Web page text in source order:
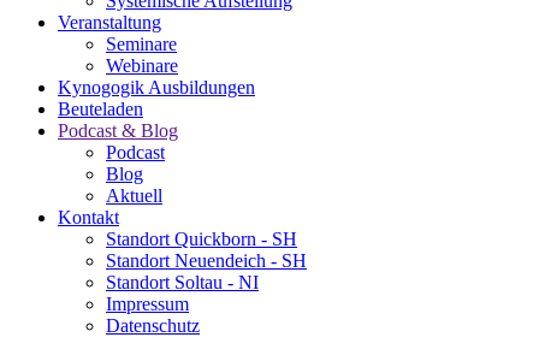
Veranstaltung
Seminare
Webinare
Kynogogik Ausbildungen
Beuteladen
Podcast & Blog
Podcast
Blog
Aktuell
Kontakt
Standort Quickborn - SH
Standort Neuendeich - SH
Standort Soltau - NI
Impressum
Datenschutz